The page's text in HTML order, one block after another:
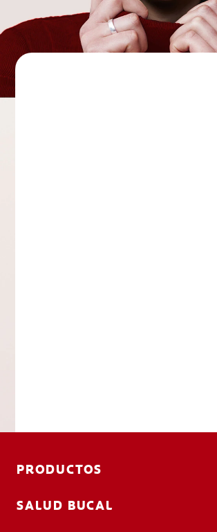
PRODUCTOS
SALUD BUCAL